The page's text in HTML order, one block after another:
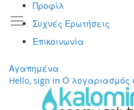
Προφίλ
Συχνές Ερωτήσεις
Επικοινωνία
Αγαπημένα
Hello, sign in Ο λογαριασμός